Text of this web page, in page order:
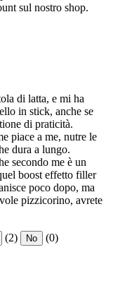
sul nostro shop.
di latta, e mi ha
in stick, anche se
di praticità.
piace a me, nutre le
dura a lungo.
secondo me è un
boost effetto filler
poco dopo, ma
pizzicorino, avrete
(2) No (0)